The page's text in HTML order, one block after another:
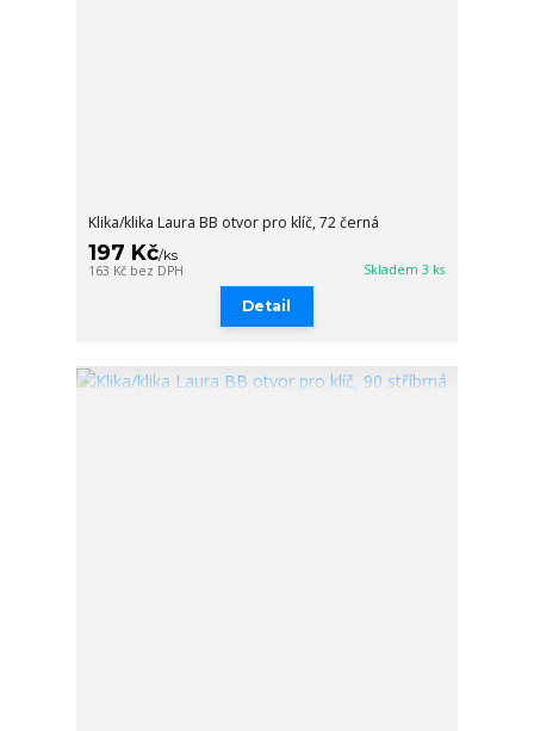
Klika/klika Laura BB otvor pro klíč, 72 černá
197 Kč/ks
163 Kč bez DPH Skladem 3 ks
Detail